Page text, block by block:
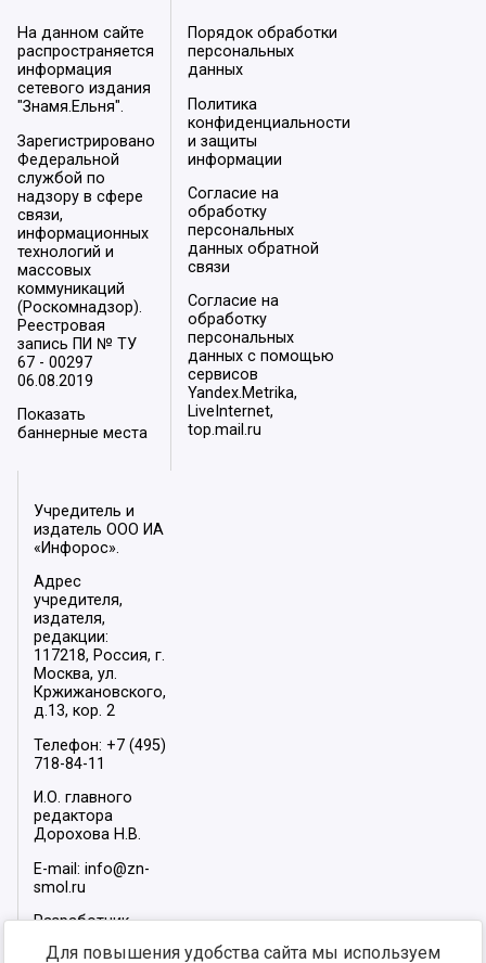
На данном сайте
распространяется
информация
сетевого издания
"Знамя.Ельня".
Зарегистрировано
Федеральной
службой по
надзору в сфере
связи,
информационных
технологий и
массовых
коммуникаций
(Роскомнадзор).
Реестровая
запись ПИ № ТУ
67 - 00297
06.08.2019
Показать
баннерные места
Порядок обработки
персональных
данных
Политика
конфиденциальности
и защиты
информации
Согласие на
обработку
персональных
данных обратной
связи
Согласие на
обработку
персональных
данных с помощью
сервисов
Yandex.Metrika,
LiveInternet,
top.mail.ru
Учредитель и
издатель ООО ИА
«Инфорос».
Адрес
учредителя,
издателя,
редакции:
117218, Россия, г.
Москва, ул.
Кржижановского,
д.13, кор. 2
Телефон: +7 (495)
718-84-11
И.О. главного
редактора
Дорохова Н.В.
E-mail: info@zn-
smol.ru
Разработчик
2026
Для повышения удобства сайта мы используем